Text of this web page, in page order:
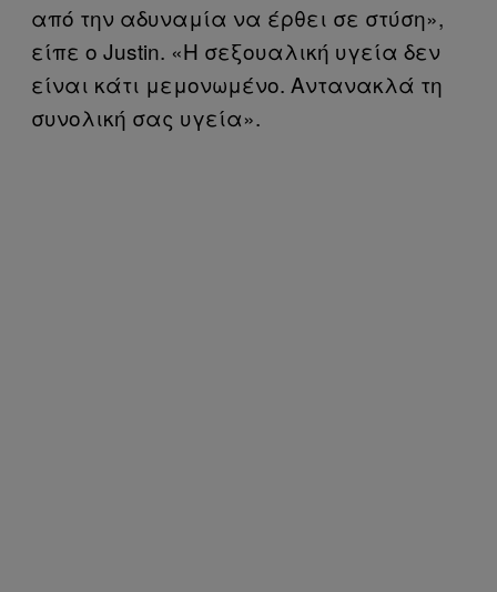
από την αδυναμία να έρθει σε στύση»,
είπε ο Justin. «Η σεξουαλική υγεία δεν
είναι κάτι μεμονωμένο. Αντανακλά τη
συνολική σας υγεία».